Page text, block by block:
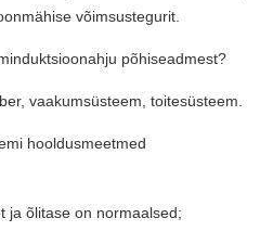
võimsustegurit.
põhiseadmest?
vaakumsüsteem, toitesüsteem.
hooldusmeetmed
ja õlitase on normaalsed;